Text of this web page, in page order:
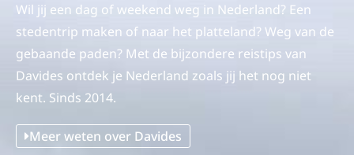
Wil jij een dag of weekend weg in Nederland? Een
stedentrip maken of naar het platteland? Weg van de
gebaande paden? Met de bijzondere reistips van
Davides ontdek je Nederland zoals jij het nog niet
kent. Sinds 2014.
Meer weten over Davides